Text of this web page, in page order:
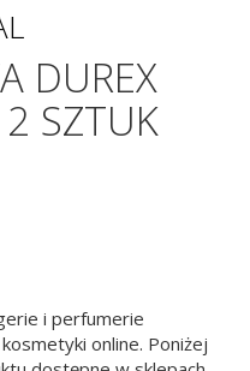
DUREX
SZTUK
i perfumerie
online. Poniżej